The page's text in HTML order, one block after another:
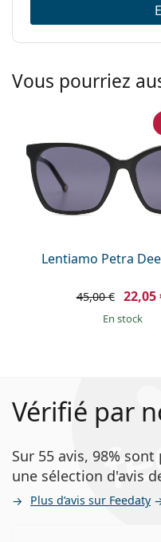
Vous pourriez
Lentiamo Petra
45,00 € 22,05
en stock
Vérifié par
Sur 55 avis, 98%
une sélection d'avis
Plus d’avis sur Feedaty